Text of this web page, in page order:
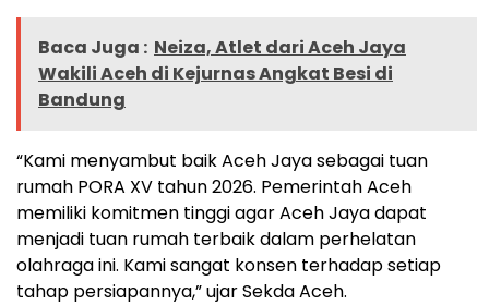
Baca Juga : Neiza, Atlet dari Aceh Jaya
Wakili Aceh di Kejurnas Angkat Besi di
Bandung
“Kami menyambut baik Aceh Jaya sebagai tuan
rumah PORA XV tahun 2026. Pemerintah Aceh
memiliki komitmen tinggi agar Aceh Jaya dapat
menjadi tuan rumah terbaik dalam perhelatan
olahraga ini. Kami sangat konsen terhadap setiap
tahap persiapannya,” ujar Sekda Aceh.